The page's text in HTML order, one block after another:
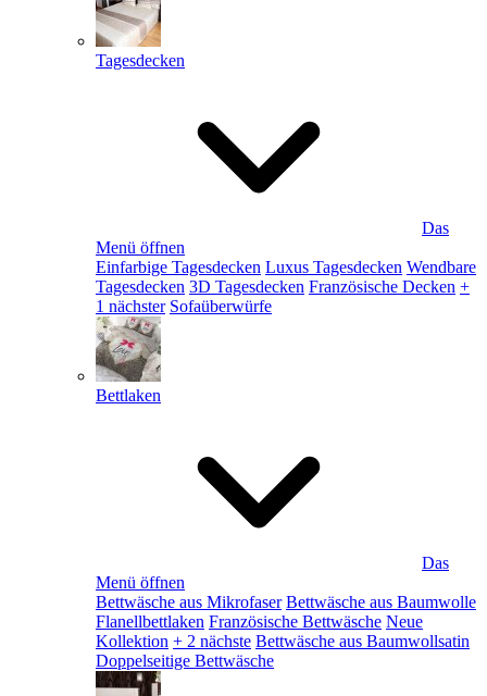
Tagesdecken
Das
Menü öffnen
Einfarbige Tagesdecken Luxus Tagesdecken Wendbare
Tagesdecken 3D Tagesdecken Französische Decken +
1 nächster Sofaüberwürfe
Bettlaken
Das
Menü öffnen
Bettwäsche aus Mikrofaser Bettwäsche aus Baumwolle
Flanellbettlaken Französische Bettwäsche Neue
Kollektion + 2 nächste Bettwäsche aus Baumwollsatin
Doppelseitige Bettwäsche